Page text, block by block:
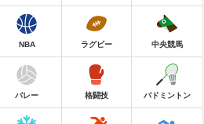
NBA ラグビー 中央競馬
バレー 格闘技 バドミントン